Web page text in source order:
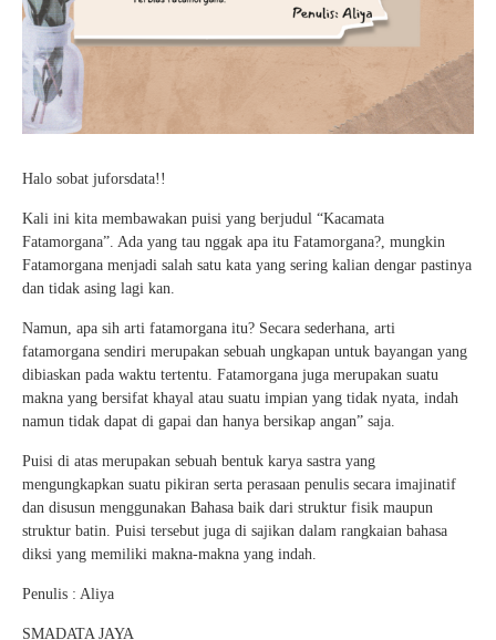
Halo sobat juforsdata!!
Kali ini kita membawakan puisi yang berjudul “Kacamata
Fatamorgana”. Ada yang tau nggak apa itu Fatamorgana?, mungkin
Fatamorgana menjadi salah satu kata yang sering kalian dengar pastinya
dan tidak asing lagi kan.
Namun, apa sih arti fatamorgana itu? Secara sederhana, arti
fatamorgana sendiri merupakan sebuah ungkapan untuk bayangan yang
dibiaskan pada waktu tertentu. Fatamorgana juga merupakan suatu
makna yang bersifat khayal atau suatu impian yang tidak nyata, indah
namun tidak dapat di gapai dan hanya bersikap angan” saja.
Puisi di atas merupakan sebuah bentuk karya sastra yang
mengungkapkan suatu pikiran serta perasaan penulis secara imajinatif
dan disusun menggunakan Bahasa baik dari struktur fisik maupun
struktur batin. Puisi tersebut juga di sajikan dalam rangkaian bahasa
diksi yang memiliki makna-makna yang indah.
Penulis : Aliya
SMADATA JAYA